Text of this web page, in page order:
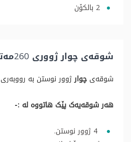
2 بالکۆن
شوقەی چوار ژووری 260مەتر
شوقەی چوارژوور نوستن بە رووبەری
هەر شوقەیەک پێک هاتووە لە :-